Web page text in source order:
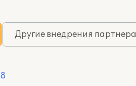
Другие внедрения партнера